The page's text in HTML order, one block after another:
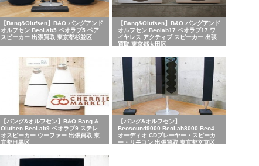
【Bang&Olufsen】B&O バングアンド
オルフセン BeoLab5 ベオラブ5 ペア
スピーカー 出張買取 東京都杉並区
【Bang&Olufsen】B&O バングアンド
オルフセン Beolab17 ベオラブ17 ワ
イヤレス アクティブ スピーカー 出張
買取 東京都大田区
【バング&オルフセン】B&O Bang &
Olufsen BeoLab9 ベオラブ9 ステレ
オスピーカー ウーファー 出張買取 東
京都目黒区
【バング&オルフセン】
Beosound9000 BeoLab8000 Beo4
オーディオ CDプレーヤー・スピーカ
ー・リモコン 出張買取 東京都文京区